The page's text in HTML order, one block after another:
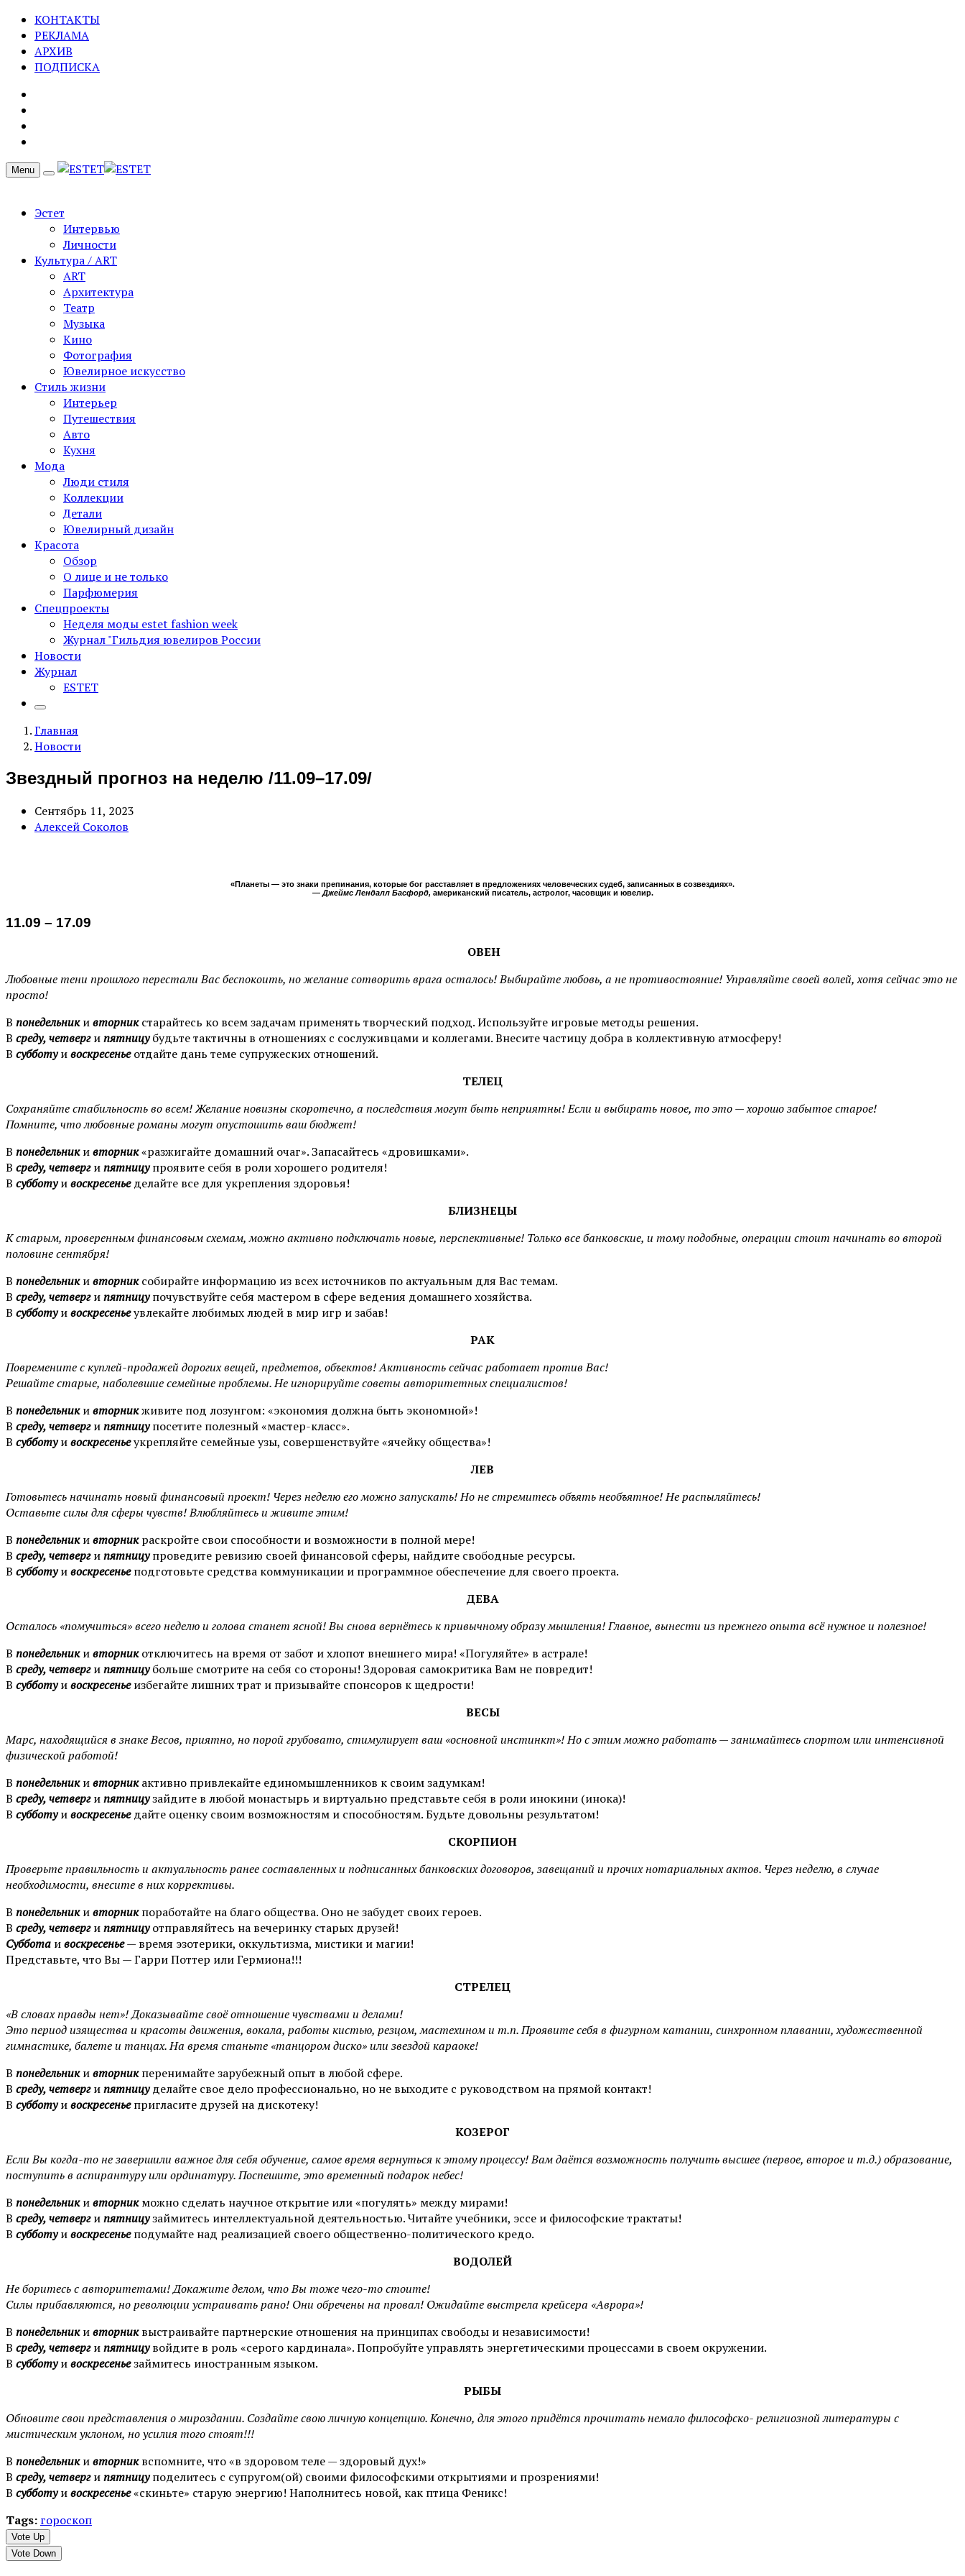
КОНТАКТЫ
РЕКЛАМА
АРХИВ
ПОДПИСКА
Menu
Эстет
Интервью
Личности
Культура / ART
ART
Архитектура
Театр
Музыка
Кино
Фотография
Ювелирное искусство
Стиль жизни
Интерьер
Путешествия
Авто
Кухня
Мода
Люди стиля
Коллекции
Детали
Ювелирный дизайн
Красота
Обзор
О лице и не только
Парфюмерия
Спецпроекты
Неделя моды estet fashion week
Журнал "Гильдия ювелиров России
Новости
Журнал
ESTET
Главная
Новости
Звездный прогноз на неделю /11.09–17.09/
Сентябрь 11, 2023
Алексей Соколов
«Планеты — это знаки препинания, которые бог расставляет в предложениях человеческих судеб, записанных в созвездиях».
— Джеймс Лендалл Басфорд, американский писатель, астролог, часовщик и ювелир.
11.09 – 17.09
ОВЕН
Любовные тени прошлого перестали Вас беспокоить, но желание сотворить врага осталось! Выбирайте любовь, а не противостояние! Управляйте своей волей, хотя сейчас это не
просто!
В понедельникивторникстарайтесь ко всем задачам применять творческий подход. Используйте игровые методы решения.
В среду, четвергипятницубудьте тактичны в отношениях с сослуживцами и коллегами. Внесите частицу добра в коллективную атмосферу!
В субботуивоскресеньеотдайте дань теме супружеских отношений.
ТЕЛЕЦ
Сохраняйте стабильность во всем! Желание новизны скоротечно, а последствия могут быть неприятны! Если и выбирать новое, то это — хорошо забытое старое!
Помните, что любовные романы могут опустошить ваш бюджет!
В понедельникивторник«разжигайте домашний очаг». Запасайтесь «дровишками».
В среду, четвергипятницупроявите себя в роли хорошего родителя!
В субботуивоскресеньеделайте все для укрепления здоровья!
БЛИЗНЕЦЫ
К старым, проверенным финансовым схемам, можно активно подключать новые, перспективные! Только все банковские, и тому подобные, операции стоит начинать во второй
половине сентября!
В понедельникивторниксобирайте информацию из всех источников по актуальным для Вас темам.
В среду, четвергипятницупочувствуйте себя мастером в сфере ведения домашнего хозяйства.
В субботуивоскресеньеувлекайте любимых людей в мир игр и забав!
РАК
Повремените с куплей-продажей дорогих вещей, предметов, объектов! Активность сейчас работает против Вас!
Решайте старые, наболевшие семейные проблемы. Не игнорируйте советы авторитетных специалистов!
В понедельникивторникживите под лозунгом: «экономия должна быть экономной»!
В среду, четвергипятницупосетите полезный «мастер-класс».
В субботуивоскресеньеукрепляйте семейные узы, совершенствуйте «ячейку общества»!
ЛЕВ
Готовьтесь начинать новый финансовый проект! Через неделю его можно запускать! Но не стремитесь объять необъятное! Не распыляйтесь!
Оставьте силы для сферы чувств! Влюбляйтесь и живите этим!
В понедельникивторникраскройте свои способности и возможности в полной мере!
В среду, четвергипятницупроведите ревизию своей финансовой сферы, найдите свободные ресурсы.
В субботуивоскресеньеподготовьте средства коммуникации и программное обеспечение для своего проекта.
ДЕВА
Осталось «помучиться» всего неделю и голова станет ясной! Вы снова вернётесь к привычному образу мышления! Главное, вынести из прежнего опыта всё нужное и полезное!
В понедельникивторникотключитесь на время от забот и хлопот внешнего мира! «Погуляйте» в астрале!
В среду, четвергипятницубольше смотрите на себя со стороны! Здоровая самокритика Вам не повредит!
В субботуивоскресеньеизбегайте лишних трат и призывайте спонсоров к щедрости!
ВЕСЫ
Марс, находящийся в знаке Весов, приятно, но порой грубовато, стимулирует ваш «основной инстинкт»! Но с этим можно работать — занимайтесь спортом или интенсивной
физической работой!
В понедельникивторникактивно привлекайте единомышленников к своим задумкам!
В среду, четвергипятницузайдите в любой монастырь и виртуально представьте себя в роли инокини (инока)!
В субботуивоскресеньедайте оценку своим возможностям и способностям. Будьте довольны результатом!
СКОРПИОН
Проверьте правильность и актуальность ранее составленных и подписанных банковских договоров, завещаний и прочих нотариальных актов. Через неделю, в случае
необходимости, внесите в них коррективы.
В понедельникивторникпоработайте на благо общества. Оно не забудет своих героев.
В среду, четвергипятницуотправляйтесь на вечеринку старых друзей!
Суббота ивоскресенье— время эзотерики, оккультизма, мистики и магии!
Представьте, что Вы — Гарри Поттер или Гермиона!!!
СТРЕЛЕЦ
«В словах правды нет»! Доказывайте своё отношение чувствами и делами!
Это период изящества и красоты движения, вокала, работы кистью, резцом, мастехином и т.п. Проявите себя в фигурном катании, синхронном плавании, художественной
гимнастике, балете и танцах. На время станьте «танцором диско» или звездой караоке!
В понедельникивторникперенимайте зарубежный опыт в любой сфере.
В среду, четвергипятницуделайте свое дело профессионально, но не выходите с руководством на прямой контакт!
В субботуивоскресеньепригласите друзей на дискотеку!
КОЗЕРОГ
Если Вы когда-то не завершили важное для себя обучение, самое время вернуться к этому процессу! Вам даётся возможность получить высшее (первое, второе и т.д.) образование,
поступить в аспирантуру или ординатуру. Поспешите, это временный подарок небес!
В понедельникивторникможно сделать научное открытие или «погулять» между мирами!
В среду, четвергипятницузаймитесь интеллектуальной деятельностью. Читайте учебники, эссе и философские трактаты!
В субботуивоскресеньеподумайте над реализацией своего общественно-политического кредо.
ВОДОЛЕЙ
Не боритесь с авторитетами! Докажите делом, что Вы тоже чего-то стоите!
Силы прибавляются, но революции устраивать рано! Они обречены на провал! Ожидайте выстрела крейсера «Аврора»!
В понедельникивторниквыстраивайте партнерские отношения на принципах свободы и независимости!
В среду, четвергипятницувойдите в роль «серого кардинала». Попробуйте управлять энергетическими процессами в своем окружении.
В субботуивоскресеньезаймитесь иностранным языком.
РЫБЫ
Обновите свои представления о мироздании. Создайте свою личную концепцию. Конечно, для этого придётся прочитать немало философско- религиозной литературы с
мистическим уклоном, но усилия того стоят!!!
В понедельникивторниквспомните, что «в здоровом теле — здоровый дух!»
В среду, четвергипятницуподелитесь с супругом(ой) своими философскими открытиями и прозрениями!
В субботуивоскресенье«скиньте» старую энергию! Наполнитесь новой, как птица Феникс!
Tags: гороскоп
Vote Up
Vote Down